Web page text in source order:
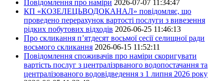
Повідомлення про наміри 2026-07-07 11:34:47
КП «КОЗЕЛЕЦЬВОДОКАНАЛ» повідомляє, що
проведено перерахунок вартості послуги з вивезення
рідких побутових відходів 2026-06-25 11:46:13
Про скликання п’ятдесят восьмої сесії селищної ради
восьмого скликання 2026-06-15 11:52:11
Повідомлення споживачів про наміри скоригувати
вартість послуг з централізрваного водопостачання та
централізованого водовідведення з 1 липня 2026 року